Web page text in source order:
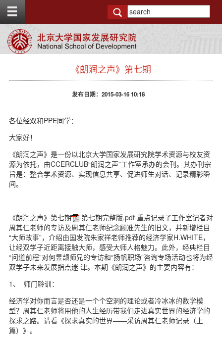
g
e
《朗润之声》第七期
发布日期：2015-03-16 10:18
各位经双和PPE同学：
大家好！
《朗润之声》是一份以北京大学国家发展研究院学术资源与校友资
源为依托，由CCERCLUB“朗润之声”工作室承办的会刊。其办刊宗
旨是：整合学术资源、实现信息共享、促进师生对话、记录精彩瞬
间。
《朗润之声》第七期 第七期完整版.pdf 重点记录了工作室记者对
周其仁老师的专访及周其仁老师纪念顾准先生的旧文，并新增栏目
“大师故事”，介绍由国发院朱家祥老师推荐的经济学家H.WHITE，
让经双学子近距离接触大师，感受大师人格魅力。此外，经典栏目
“问道前程”对何昱颉师兄的专访和“扬帆职场”咨询专场活动也将为经
双学子未来发展指点迷 津。本期《朗润之声》的主要内容有：
1、 师门聆训：
经济学对你而言是否还是一个个空洞的理论或者冷冰冰的数学模
型？周其仁老师将用他的人生经历带我们走进真实世界的经济学的
探求之路。请看《探求真实的世界——采访周其仁老师记录（上
篇）》。